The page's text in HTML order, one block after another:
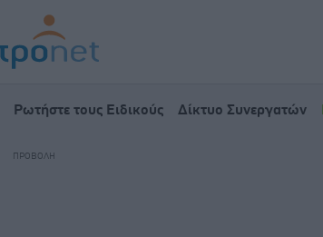
Ρωτήστε τους Ειδικούς Δίκτυο Συνεργατών